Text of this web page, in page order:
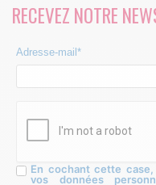
RECEVEZ NOTRE
Adresse-mail*
En cochant cette
vos données